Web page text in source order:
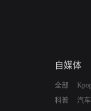
自媒体
全部
科普
汽车